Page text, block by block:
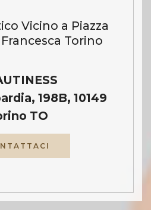
Vicino a Piazza
Torino
198B, 10149
TO